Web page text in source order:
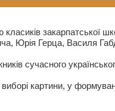
закарпатської
Юрія Герца, Василя
сучасного
картини, у